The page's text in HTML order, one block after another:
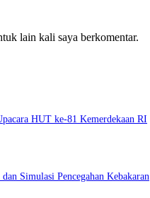
lain kali saya berkomentar.
HUT ke-81 Kemerdekaan RI
Simulasi Pencegahan Kebakaran